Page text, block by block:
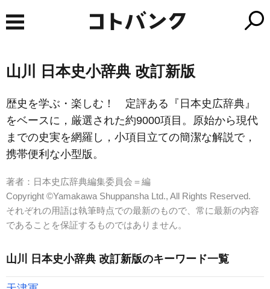
山川 日本史小辞典 改訂新版
歴史を学ぶ・楽しむ！ 定評ある『日本史広辞典』
をベースに，厳選された約9000項目。原始から現代
までの史実を網羅し，小項目立ての簡潔な解説で，
携帯便利な小型版。
著者：日本史広辞典編集委員会＝編
Copyright ©Yamakawa Shuppansha Ltd., All Rights Reserved.
それぞれの用語は執筆時点での最新のもので、常に最新の内容
であることを保証するものではありません。
山川 日本史小辞典 改訂新版のキーワード一覧